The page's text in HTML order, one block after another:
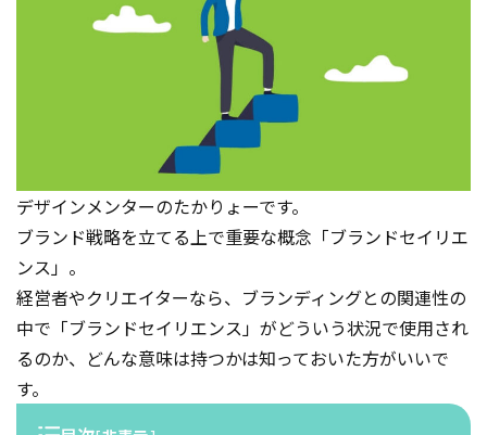
デザインメンターのたかりょーです。
ブランド戦略を立てる上で重要な概念「ブランドセイリエ
ンス」。
経営者やクリエイターなら、ブランディングとの関連性の
中で「ブランドセイリエンス」がどういう状況で使用され
るのか、どんな意味は持つかは知っておいた方がいいで
す。